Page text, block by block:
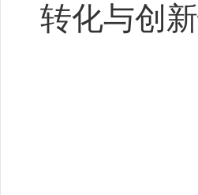
转化与创新